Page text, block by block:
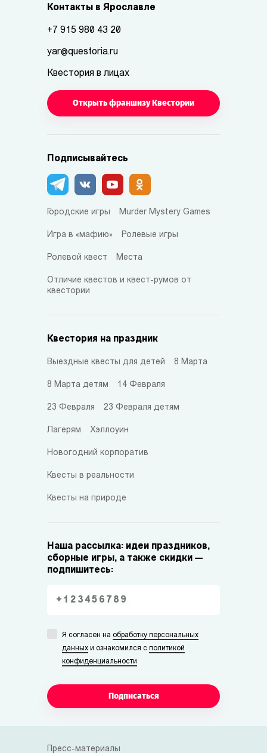
Контакты в Ярославле
+7 915 980 43 20
yar@questoria.ru
Квестория в лицах
Открыть франшизу Квестории
Подписывайтесь
Городские игры Murder Mystery Games
Игра в «мафию» Ролевые игры
Ролевой квест Места
Отличие квестов и квест-румов от
квестории
Квестория на праздник
Выездные квесты для детей 8 Марта
8 Марта детям 14 Февраля
23 Февраля 23 Февраля детям
Лагерям Хэллоуин
Новогодний корпоратив
Квесты в реальности
Квесты на природе
Наша рассылка: идеи праздников,
сборные игры, а также скидки —
подпишитесь:
Я согласен на обработку персональных
данных и ознакомился с политикой
конфиденциальности
Подписаться
Пресс-материалы